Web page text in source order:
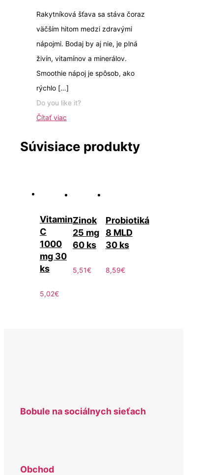
Rakytníková šťava sa stáva čoraz
väčším hitom medzi zdravými
nápojmi. Bodaj by aj nie, je plná
živín, vitamínov a minerálov.
Smoothie nápoj je spôsob, ako
rýchlo […]
Do you like it?
Čítať viac
Súvisiace produkty
Vitamin
C
1000
mg 30
ks
5,02€
Zinok
25 mg
60 ks
5,51€
Probiotiká
8 MLD
30 ks
8,59€
Bobule na sociálnych sieťach
Obchod